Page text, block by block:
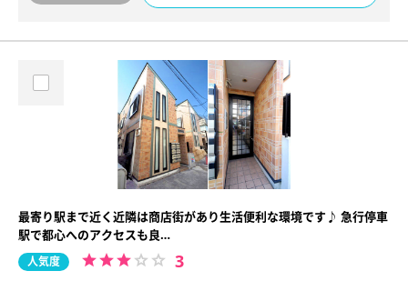
最寄り駅まで近く近隣は商店街があり生活便利な環境です♪ 急行停車
駅で都心へのアクセスも良…
人気度 3